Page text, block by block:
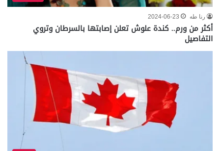
رنا طه 2024-06-23
أكثر من ورم.. كندة علوش تعلن إصابتها بالسرطان وتروي
التفاصيل